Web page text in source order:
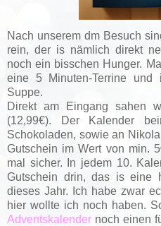
Nach unserem dm Besuch
rein, der is nämlich direkt
noch ein bisschen Hunger.
eine 5 Minuten-Terrine
Suppe.
Direkt am Eingang sahen
(12,99€). Der Kalender
Schokoladen, sowie an
Gutschein im Wert von min.
mal sicher. In jedem 10.
Gutschein drin, das is eine
dieses Jahr. Ich habe zwar
hier wollte ich noch haben.
Adventskalender noch einen